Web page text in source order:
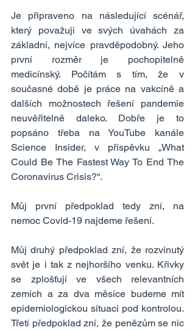
Je připraveno na následující scénář,
který považuji ve svých úvahách za
základní, nejvíce pravděpodobný. Jeho
první rozměr je pochopitelně
medicínský. Počítám s tím, že v
současné době je práce na vakcíně a
dalších možnostech řešení pandemie
neuvěřitelně daleko. Dobře je to
popsáno třeba na YouTube kanále
Science Insider, v příspěvku „What
Could Be The Fastest Way To End The
Coronavirus Crisis?“.
Můj první předpoklad tedy zní, na
nemoc Covid-19 najdeme řešení.
Můj druhý předpoklad zní, že rozvinutý
svět je i tak z nejhoršího venku. Křivky
se zplošťují ve všech relevantních
zemích a za dva měsíce budeme mít
epidemiologickou situaci pod kontrolou.
Třetí předpoklad zní, že penězům se nic